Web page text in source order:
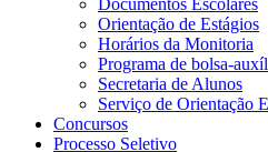
Documentos Escolares
Orientação de Estágios
Horários da Monitoria
Programa de bolsa-
Secretaria de Alunos
Serviço de Orientação
Concursos
Processo Seletivo